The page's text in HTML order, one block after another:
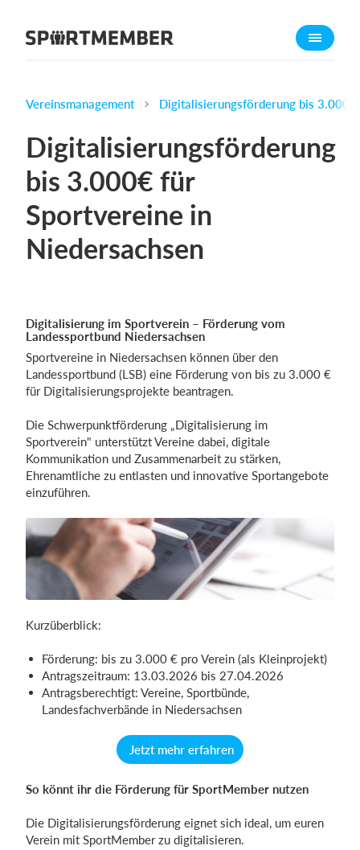
Über SportMember
Funktionen
Trainingsplan
Mitgliedsbeitrag
Homepage erstellen
Vereins App
Was kostet es?
Deutsch
Vereinsmanagement Digitalisierungsförderung bis
Digitalisierungsförderung
bis 3.000€ für
Sportvereine in
Niedersachsen
Digitalisierung im Sportverein – Förderung vom
Landessportbund Niedersachsen
Sportvereine in Niedersachsen können über den
Landessportbund (LSB) eine Förderung von bis zu 3.000 €
für Digitalisierungsprojekte beantragen.
Die Schwerpunktförderung „Digitalisierung im
Sportverein" unterstützt Vereine dabei, digitale
Kommunikation und Zusammenarbeit zu stärken,
Ehrenamtliche zu entlasten und innovative Sportangebote
einzuführen.
Kurzüberblick:
Förderung: bis zu 3.000 € pro Verein (als Kleinprojekt)
Antragszeitraum: 13.03.2026 bis 27.04.2026
Antragsberechtigt: Vereine, Sportbünde,
Landesfachverbände in Niedersachsen
Jetzt mehr erfahren
So könnt ihr die Förderung für SportMember nutzen
Die Digitalisierungsförderung eignet sich ideal, um euren
Verein mit SportMember zu digitalisieren.